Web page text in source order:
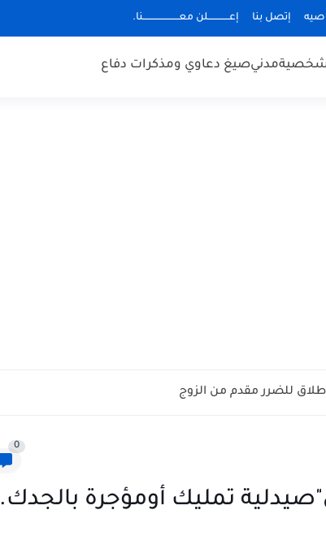
إتصل بنا إعـــــــــــــلن معــــــــــــــــــــــنا.
شخصيةمدنيصيغ دعاوي ومذكرات دفاع
للضرر مقدم من الزوج
0
تمليك أومؤجرة بالجدك.